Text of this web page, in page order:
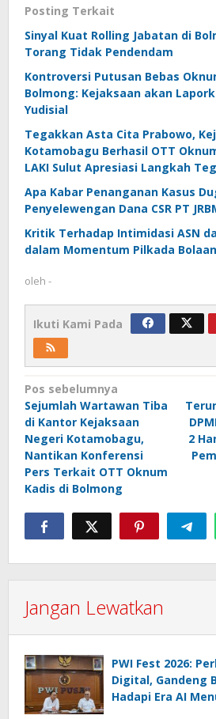
Posting Terkait
Sinyal Kuat Rolling Jabatan di
Torang Tidak Pendendam
Kontroversi Putusan Bebas
Bolmong: Kejaksaan akan
Yudisial
Tegakkan Asta Cita Prabowo,
Kotamobagu Berhasil OTT
LAKI Sulut Apresiasi Langkah
Apa Kabar Penanganan Kasus
Penyelewengan Dana CSR PT
Kritik Terhadap Intimidasi ASN
dalam Momentum Pilkada
oleh -
Ikuti Kami Pada
Navigasi
pos
Pos sebelumnya
Sejumlah Wartawan Tiba
di Kantor Kejaksaan
Negeri Kotamobagu,
Nantikan Konferensi
Pers Terkait OTT Oknum
Kadis di Bolmong
2
Jangan Lewatkan
PWI Fest 2026:
Digital, Gandeng
Hadapi Era AI